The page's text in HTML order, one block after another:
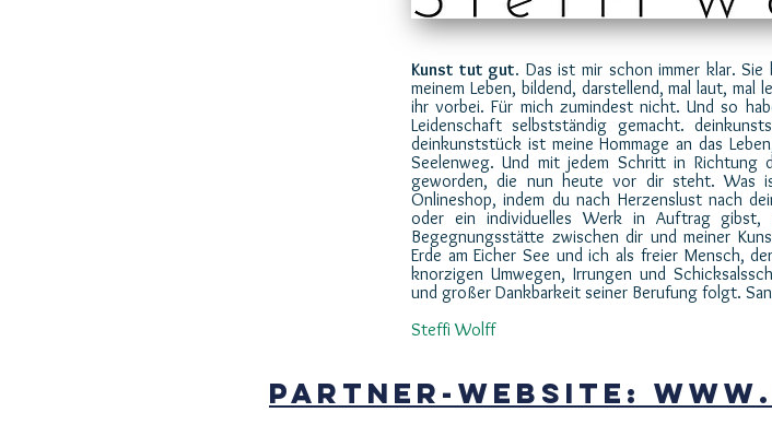
Kunst tut gut. Das ist mir schon immer klar.
meinem Leben, bildend, darstellend, mal laut,
ihr vorbei. Für mich zumindest nicht. Und so
Leidenschaft selbstständig gemacht.
deinkunststück ist meine Hommage an das
Seelenweg. Und mit jedem Schritt in
geworden, die nun heute vor dir steht. Was
Onlineshop, indem du nach Herzenslust nach
oder ein individuelles Werk in Auftrag gibst,
Begegnungsstätte zwischen dir und meiner
Erde am Eicher See und ich als freier Mensch,
knorzigen Umwegen, Irrungen und
und großer Dankbarkeit seiner Berufung folgt.
Steffi Wolff
PARTNER-WEBSITE: